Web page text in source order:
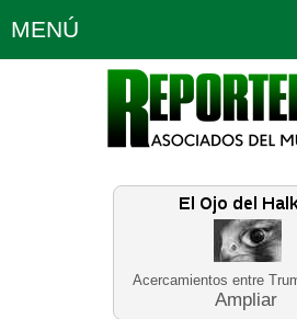
Acercamientos entre
Ampliar
MENÚ
Política Opinión
Planeta Tierra
Educación